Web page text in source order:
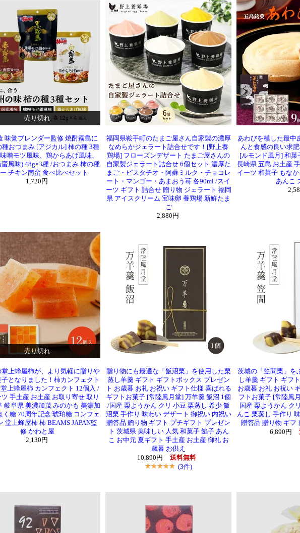
売り切れ
味覚ブレンダー監修 焼酎霧島に
種おつまみ [アジカル] 柿の種 3種
噌モツ風味、鶏からあげ風味、
風味) 48g×3種 /おつまみ 柿の種
チキン南蛮 食べ比べセット
1,720円
福岡県鞍手町のたまご屋さん自家製の濃厚
なめらかジェラート詰合せです！[野上養
鶏場] フローズンデザート たまご屋さんの
自家製ジェラート詰合せ 6個セット 濃厚た
まご・ピスタチオ・阿蘇ミルク・チョコレ
ート・マンゴー・あまおう苺 各90ml /スイ
ーツ ギフト 詰合せ 贈り物 ジェラート 福岡
県 アイスクリーム 宝味卵 養鶏場 新鮮たま
ご
2,880円
あわびを模した最中
んと食感の良い求
[ルモンド風月] 和菓
長崎県 五島 お土産
イーツ 和菓子 もな
あんこ
売り切れ
上蜂屋柿が、より気軽に贈りや
となりました！柿カンフェクト
上蜂屋柿 カンフェクト 12個入 /
手土産 お土産 お取り寄せ 取り
岐阜県 美濃加茂 みのかも 美濃加
く糖 70周年記念 琥珀糖 コンフェ
堂上蜂屋柿 柿 BEAMS JAPAN監
修 かわと屋
2,130円
贈り物にも最適な「飯沼栗」を使用した栗
蒸し羊羹 ギフト ギフトボックス プレゼン
ト お歳暮 お礼 お祝い ギフト仕様 喜ばれる
ギフトお菓子 [常陸風月堂] 万羊羹 飯沼 1個
/国産 栗ようかん クリ 小豆 栗蒸し 希少 飯
沼栗 手作り 味わい デザート 御祝い 内祝い
贈答品 贈り物 ギフト プチギフト プレゼン
ト 茨城県 美味しい 人気 和菓子 餡子 あん
こ お中元 夏ギフト 手土産 お土産 御礼 お
歳暮 お供え
10,890円
送料無料
(3件)
茨城の「笠間栗」を
し羊羹 ギフト ギフ
お歳暮 お礼 お祝い
フトお菓子 [常陸風
国産 栗ようかん ク
んこ 栗蒸し 手作り
贈答品 贈り物 ギフ
6,890円